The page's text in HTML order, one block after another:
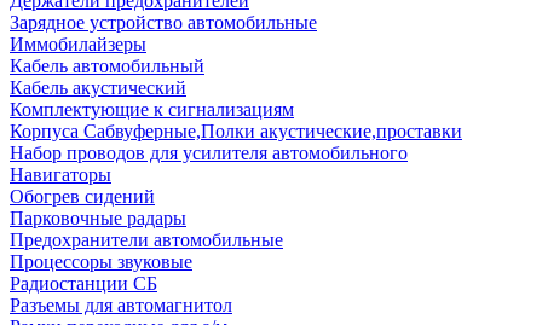
Зарядное устройство автомобильные
Иммобилайзеры
Кабель автомобильный
Кабель акустический
Комплектующие к сигнализациям
Корпуса Сабвуферные,Полки акустические,проставки
Набор проводов для усилителя автомобильного
Навигаторы
Обогрев сидений
Парковочные радары
Предохранители автомобильные
Процессоры звуковые
Радиостанции СБ
Разъемы для автомагнитол